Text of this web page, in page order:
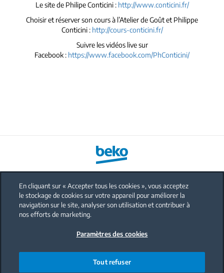
Le site de Philipe Conticini : http://www.conticini.fr/
Choisir et réserver son cours à l’Atelier de Goût et Philippe
Conticini : http://cours-conticini.fr/
Suivre les vidéos live sur
Facebook : https://www.facebook.com/PhConticini/
FAQ
Protection données personnelles
Mentions légales
Nous contacter
Code de conduite
En cliquant sur « Accepter tous les cookies », vous acceptez
le stockage de cookies sur votre appareil pour améliorer la
navigation sur le site, analyser son utilisation et contribuer à
nos efforts de marketing.
Paramètres des cookies
Tout refuser